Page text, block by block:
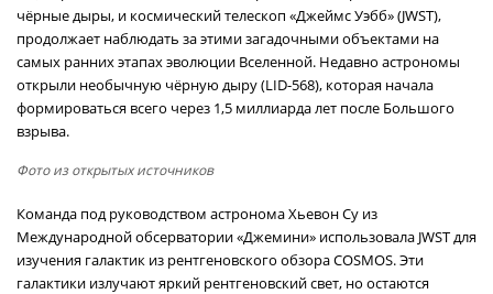
чёрные дыры, и космический телескоп «Джеймс Уэбб» (JWST),
продолжает наблюдать за этими загадочными объектами на
самых ранних этапах эволюции Вселенной. Недавно астрономы
открыли необычную чёрную дыру (LID-568), которая начала
формироваться всего через 1,5 миллиарда лет после Большого
взрыва.
Фото из открытых источников
Команда под руководством астронома Хьевон Су из
Международной обсерватории «Джемини» использовала JWST для
изучения галактик из рентгеновского обзора COSMOS. Эти
галактики излучают яркий рентгеновский свет, но остаются